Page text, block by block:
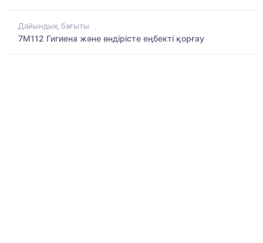
Дайындық бағыты
7M112 Гигиена және өндірісте еңбекті қорғау